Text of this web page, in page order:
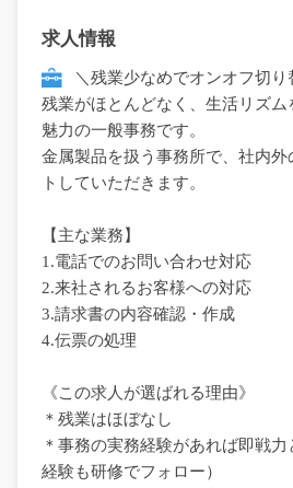
求人情報
＼残業少なめでオンオフ切り
残業がほとんどなく、生活リズ
魅力の一般事務です。
金属製品を扱う事務所で、社内外
トしていただきます。
【主な業務】
1.電話でのお問い合わせ対応
2.来社されるお客様への対応
3.請求書の内容確認・作成
4.伝票の処理
《この求人が選ばれる理由》
＊残業はほぼなし
＊事務の実務経験があれば即戦
経験も研修でフォロー）